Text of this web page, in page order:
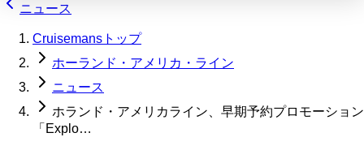
ニュース
Cruisemansトップ
ホーランド・アメリカ・ライン
ニュース
ホランド・アメリカライン、早期予約プロモーション
「Explo…